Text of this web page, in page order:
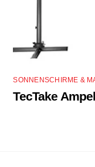
SONNENSCHIRME &
TecTake